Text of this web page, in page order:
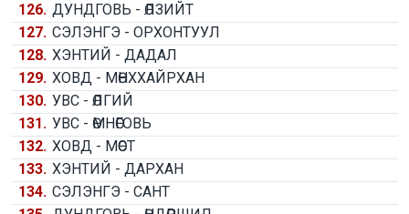
126. ДУНДГОВЬ - ӨЛЗИЙТ
127. СЭЛЭНГЭ - ОРХОНТУУЛ
128. ХЭНТИЙ - ДАДАЛ
129. ХОВД - МӨНХХАЙРХАН
130. УВС - ӨЛГИЙ
131. УВС - ӨМНӨГОВЬ
132. ХОВД - МӨСТ
133. ХЭНТИЙ - ДАРХАН
134. СЭЛЭНГЭ - САНТ